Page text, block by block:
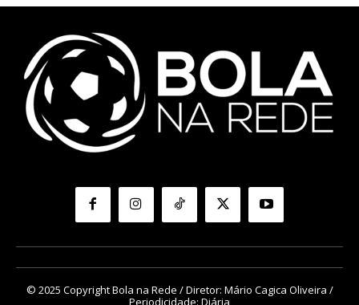
© 2025 Copyright Bola na Rede / Diretor: Mário Cagica Oliveira /
Periodicidade: Diária